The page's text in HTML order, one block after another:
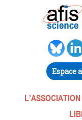
Espace
L’ASSOCIATION